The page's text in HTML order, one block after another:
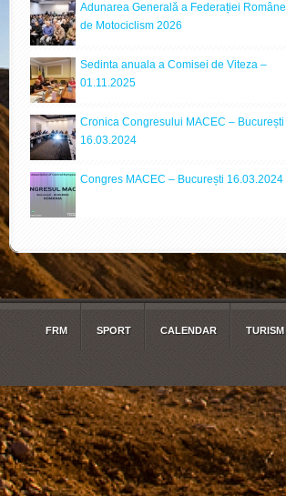
Adunarea Generală a Federației Române
de Motociclism 2026
Sedinta anuala a Comisei de Viteza –
01.11.2025
Cronica Congresului MACEC – București
16.03.2024
Congres MACEC – București 16.03.2024
FRM SPORT CALENDAR TURISM